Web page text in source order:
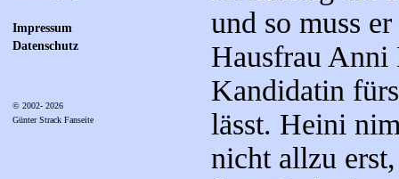
Impressum
Datenschutz
© 2002- 2026
Günter Strack Fanseite
und so muss
Hausfrau Anni
Kandidatin
lässt. Heini
nicht allzu